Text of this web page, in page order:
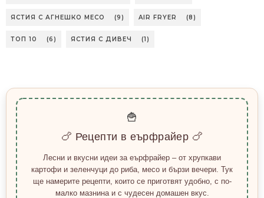
ЯСТИЯ С АГНЕШКО МЕСО (9) AIR FRYER (8)
ТОП 10 (6) ЯСТИЯ С ДИВЕЧ (1)
🍟
🍗 Рецепти в еърфрайер 🍗
Лесни и вкусни идеи за еърфрайер – от хрупкави
картофи и зеленчуци до риба, месо и бързи вечери. Тук
ще намерите рецепти, които се приготвят удобно, с по-
малко мазнина и с чудесен домашен вкус.